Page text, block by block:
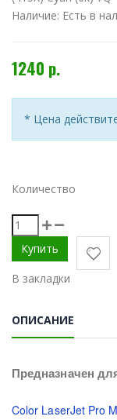
Наличие: Есть в
1240 р.
* Цена
Количество
В закладки
ОПИСАНИЕ
Предназначен
Color LaserJet Pro